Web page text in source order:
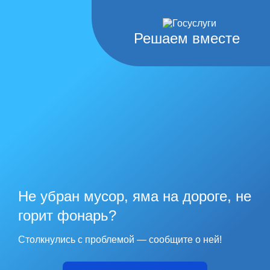
Решаем вместе
Не убран мусор, яма на дороге, не
горит фонарь?
Столкнулись с проблемой — сообщите о ней!